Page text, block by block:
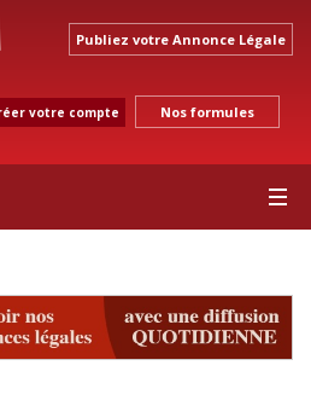
Publiez votre Annonce Légale
votre compte Nos formules